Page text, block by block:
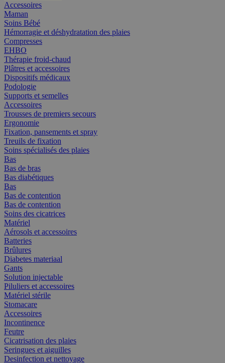
Accessoires
Maman
Soins Bébé
Hémorragie et déshydratation des plaies
Compresses
EHBO
Thérapie froid-chaud
Plâtres et accessoires
Dispositifs médicaux
Podologie
Supports et semelles
Accessoires
Trousses de premiers secours
Ergonomie
Fixation, pansements et spray
Treuils de fixation
Soins spécialisés des plaies
Bas
Bas de bras
Bas diabétiques
Bas
Bas de contention
Bas de contention
Soins des cicatrices
Matériel
Aérosols et accessoires
Batteries
Brûlures
Diabetes materiaal
Gants
Solution injectable
Piluliers et accessoires
Matériel stérile
Stomacare
Accessoires
Incontinence
Feutre
Cicatrisation des plaies
Seringues et aiguilles
Desinfection et nettoyage